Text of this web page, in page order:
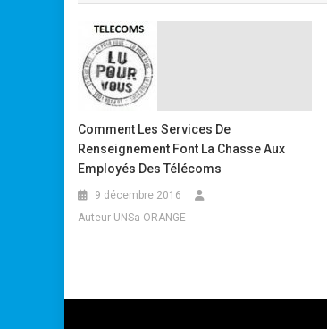
Comment Les Services De
Renseignement Font La Chasse Aux
Employés Des Télécoms
9 décembre 2016
Auteur UNSa ORANGE